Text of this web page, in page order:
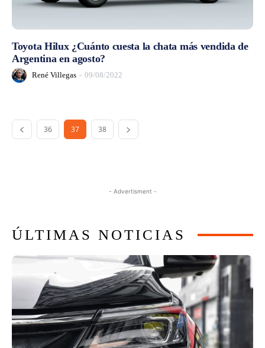
Toyota Hilux ¿Cuánto cuesta la chata más vendida de
Argentina en agosto?
René Villegas - 09/08/2022
36 37 38
- Advertisment -
ÚLTIMAS NOTICIAS